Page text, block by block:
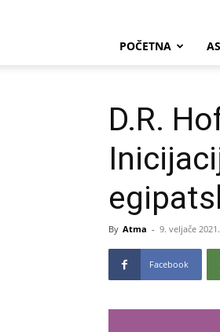
POČETNA
D.R.
By Atma - 9. veljače 2021.
Facebook